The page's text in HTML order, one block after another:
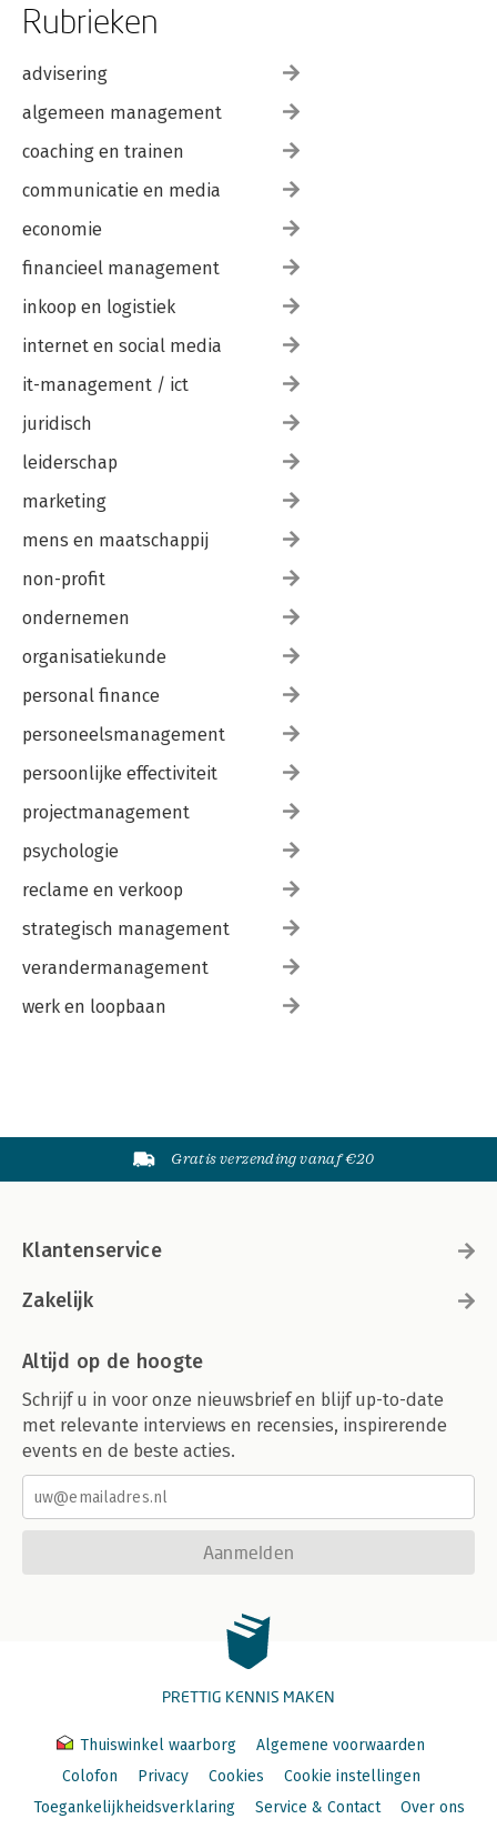
Rubrieken
advisering
algemeen management
coaching en trainen
communicatie en media
economie
financieel management
inkoop en logistiek
internet en social media
it-management / ict
juridisch
leiderschap
marketing
mens en maatschappij
non-profit
ondernemen
organisatiekunde
personal finance
personeelsmanagement
persoonlijke effectiviteit
projectmanagement
psychologie
reclame en verkoop
strategisch management
verandermanagement
werk en loopbaan
Gratis verzending vanaf €20
Klantenservice
Zakelijk
Altijd op de hoogte
Schrijf u in voor onze nieuwsbrief en blijf up-to-date
met relevante interviews en recensies, inspirerende
events en de beste acties.
Aanmelden
PRETTIG KENNIS MAKEN
Thuiswinkel waarborg
Algemene voorwaarden
Colofon
Privacy Cookies
Cookie instellingen
Toegankelijkheidsverklaring
Service & Contact Over ons